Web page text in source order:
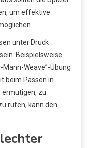
um effektive
unter Druck
Beispielsweise
Weave”-Übung
beim Passen in
ermutigen, zu
rufen, kann den